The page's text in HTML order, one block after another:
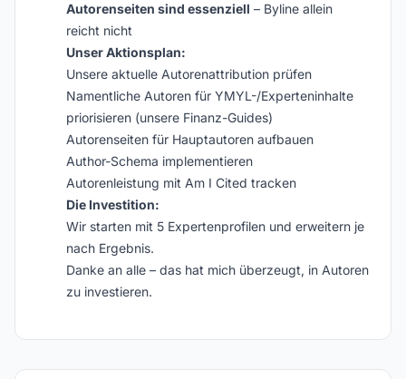
Autorenseiten sind essenziell – Byline allein
reicht nicht
Unser Aktionsplan:
Unsere aktuelle Autorenattribution prüfen
Namentliche Autoren für YMYL-/Experteninhalte
priorisieren (unsere Finanz-Guides)
Autorenseiten für Hauptautoren aufbauen
Author-Schema implementieren
Autorenleistung mit Am I Cited tracken
Die Investition:
Wir starten mit 5 Expertenprofilen und erweitern je
nach Ergebnis.
Danke an alle – das hat mich überzeugt, in Autoren
zu investieren.